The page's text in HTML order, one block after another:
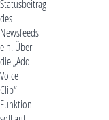
Statusbeitrag
des
Newsfeeds
ein. Über
die „Add
Voice
Clip“ –
Funktion